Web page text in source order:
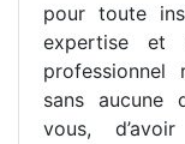
pour toute
expertise et
sans aucune
vous,